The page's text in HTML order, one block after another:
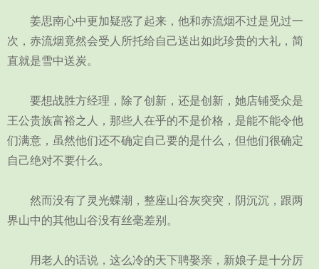
姜思南心中更加疑惑了起来，他和赤流烟不过是见过一
次，赤流烟竟然会受人所托给自己送出如此珍贵的大礼，简
直就是雪中送炭。
要想战胜方经理，除了创新，还是创新，她店铺受众是
王公贵族富裕之人，那些人在乎的不是价格，是能不能令他
们满意，虽然他们还不确定自己要的是什么，但他们很确定
自己绝对不要什么。
然而没有了灵光蝶潮，整座山谷灰突突，阴沉沉，跟两
界山中的其他山谷没有丝毫差别。
用老人的话说，这么冷的天下聘娶亲，新娘子是十分厉